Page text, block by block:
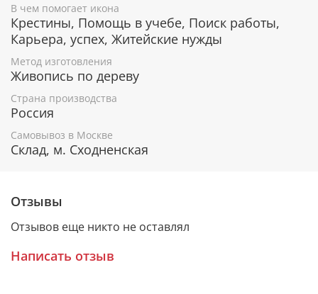
Гарантия подлинности
К каждому живописному образу прикладывается
номерное свидетельство, в котором подробно
расписана вся информация об иконе:
Имя художника,
Материалы, из которых она изготовлена,
Церкви.
Каждая икона размещается в красивой деревянной
шкатулке из натурального дерева с откидной
В чем помогает икона
Крестины, Помощь в учебе, Поиск работы,
Карьера, успех, Житейские нужды
Метод изготовления
Живопись по дереву
Страна производства
Россия
Самовывоз в Москве
Склад, м. Сходненская
Отзывы
Отзывов еще никто не оставлял
Написать отзыв